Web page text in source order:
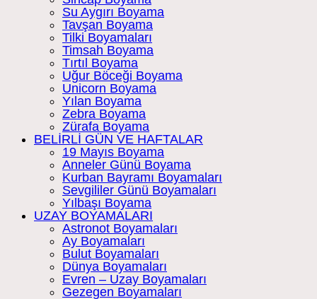
Su Aygırı Boyama
Tavşan Boyama
Tilki Boyamaları
Timsah Boyama
Tırtıl Boyama
Uğur Böceği Boyama
Unicorn Boyama
Yılan Boyama
Zebra Boyama
Zürafa Boyama
BELİRLİ GÜN VE HAFTALAR
19 Mayıs Boyama
Anneler Günü Boyama
Kurban Bayramı Boyamaları
Sevgililer Günü Boyamaları
Yılbaşı Boyama
UZAY BOYAMALARI
Astronot Boyamaları
Ay Boyamaları
Bulut Boyamaları
Dünya Boyamaları
Evren – Uzay Boyamaları
Gezegen Boyamaları